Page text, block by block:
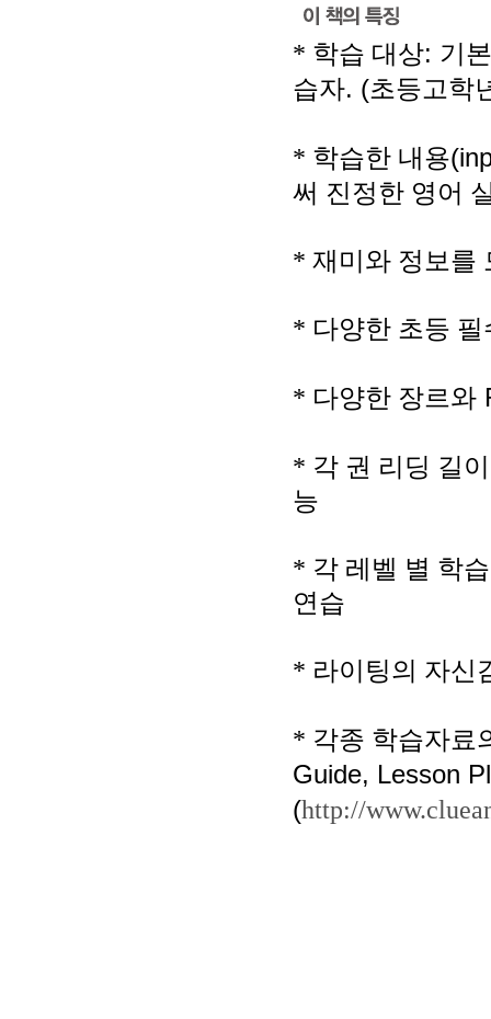
* 학습 대상: 기
습자. (초등고학
* 학습한 내용
써 진정한 영어
* 재미와 정보를
* 다양한 초등
* 다양한 장르와
* 각 권 리딩 길
능
* 각 레벨 별 학
연습
* 라이팅의 자신
* 각종 학습자료
Guide, Lesson
(http://